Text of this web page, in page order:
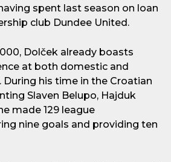
spent last season on loan
club Dundee United.
Dolček already boasts
at both domestic and
During his time in the Croatian
Slaven Belupo, Hajduk
made 129 league
nine goals and providing ten